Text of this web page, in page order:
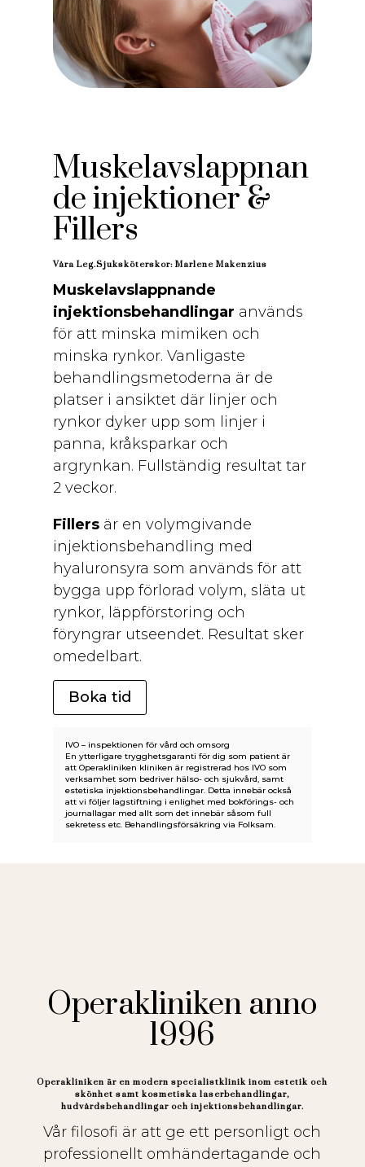
Muskelavslappnan
de injektioner &
Fillers
Våra Leg.Sjuksköterskor: Marlene Makenzius
Muskelavslappnande
injektionsbehandlingar används
för att minska mimiken och
minska rynkor. Vanligaste
behandlingsmetoderna är de
platser i ansiktet där linjer och
rynkor dyker upp som linjer i
panna, kråksparkar och
argrynkan. Fullständig resultat tar
2 veckor.
Fillersär en volymgivande
injektionsbehandling med
hyaluronsyra som används för att
bygga upp förlorad volym, släta ut
rynkor, läppförstoring och
föryngrar utseendet. Resultat sker
omedelbart.
Boka tid
IVO – inspektionen för vård och omsorg
En ytterligare trygghetsgaranti för dig som patient är
att Operakliniken kliniken är registrerad hos IVO som
verksamhet som bedriver hälso- och sjukvård, samt
estetiska injektionsbehandlingar. Detta innebär också
att vi följer lagstiftning i enlighet med bokförings- och
journallagar med allt som det innebär såsom full
sekretess etc. Behandlingsförsäkring via Folksam.
Operakliniken anno
1996
Operakliniken är en modern specialistklinik inom estetik och
skönhet samt kosmetiska laserbehandlingar,
hudvårdsbehandlingar och injektionsbehandlingar.
Vår filosofi är att ge ett personligt och
professionellt omhändertagande och